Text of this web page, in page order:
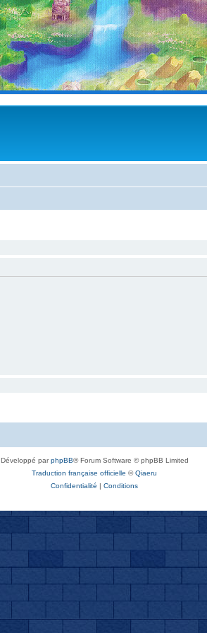
Développé parphpBB® Forum Software © phpBB Limited
Traduction française officielle ©Qiaeru
Confidentialité | Conditions